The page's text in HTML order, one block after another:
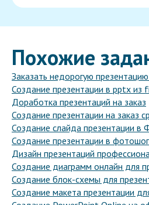
Похожие
Заказать недорогую
Создание презентации в pptx из
Доработка презентаций на заказ
Создание презентации на заказ
Создание слайда презентации в
Создание презентации в
Дизайн презентаций
Создание диаграмм онлайн для
Создание блок-схемы для
Создание макета презентации